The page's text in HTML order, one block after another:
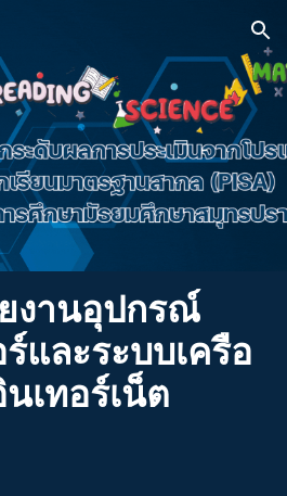
Skip to navigation
งานอุปกรณ์
และระบบเครือ
เทอร์เน็ต